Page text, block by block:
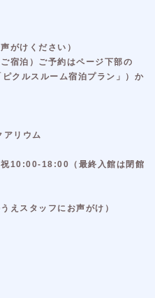
がけください）
宿泊）ご予約はページ下部の
クルスルーム宿泊プラン」）か
リウム
10:00-18:00（最終入館は閉館
えスタッフにお声がけ）